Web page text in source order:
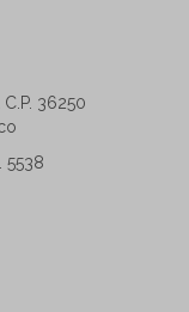
36250
5538